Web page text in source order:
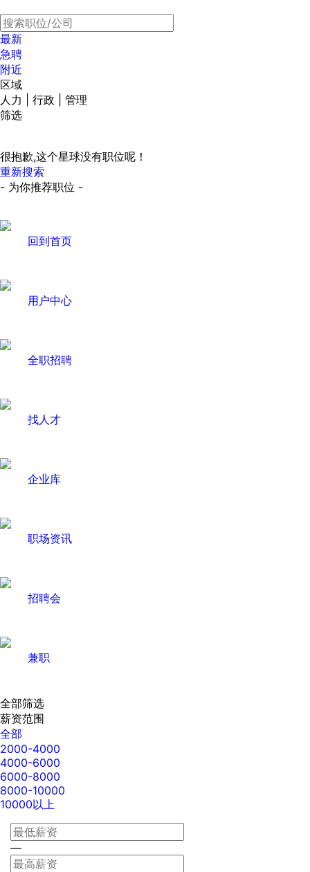
最新
急聘
附近
区域
人力 | 行政 | 管理
筛选
很抱歉,这个星球没有职位呢！
重新搜索
- 为你推荐职位 -
回到首页
用户中心
全职招聘
找人才
企业库
职场资讯
招聘会
兼职
全部筛选
薪资范围
全部
2000-4000
4000-6000
6000-8000
8000-10000
10000以上
—